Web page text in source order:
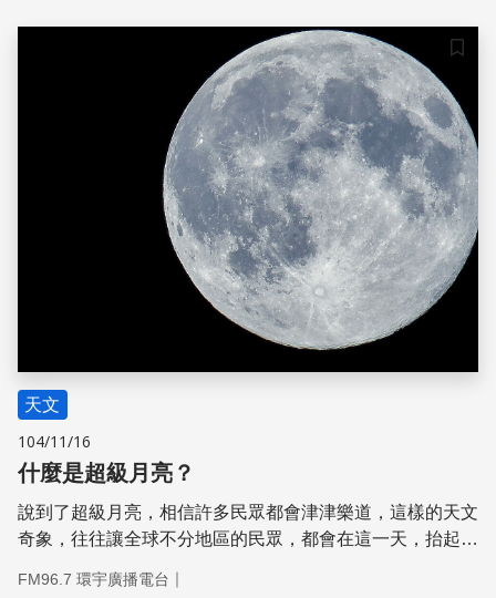
儲存
天文
104/11/16
什麼是超級月亮？
說到了超級月亮，相信許多民眾都會津津樂道，這樣的天文
奇象，往往讓全球不分地區的民眾，都會在這一天，抬起頭
FM96.7 環宇廣播電台 ｜